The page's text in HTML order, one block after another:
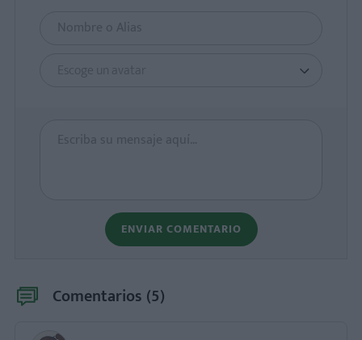
Escoge un avatar
ENVIAR COMENTARIO
Comentarios (5)